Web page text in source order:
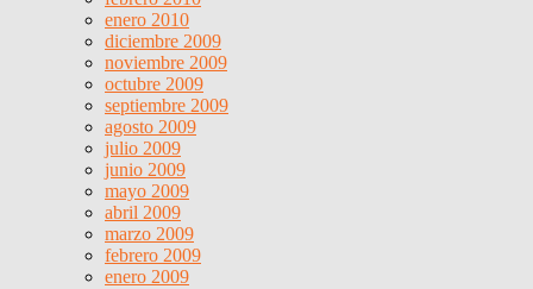
enero 2010
diciembre 2009
noviembre 2009
octubre 2009
septiembre 2009
agosto 2009
julio 2009
junio 2009
mayo 2009
abril 2009
marzo 2009
febrero 2009
enero 2009